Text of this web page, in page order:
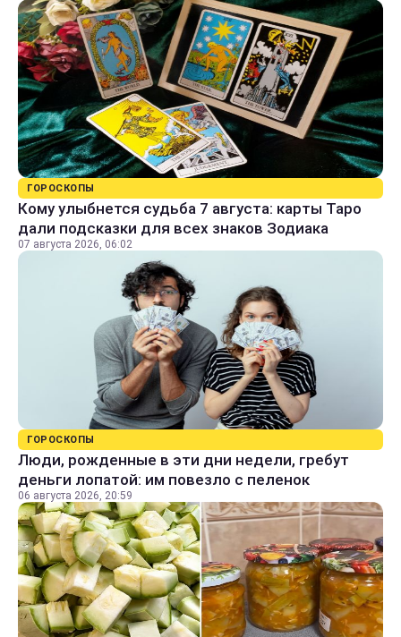
ГОРОСКОПЫ
Кому улыбнется судьба 7 августа: карты Таро
дали подсказки для всех знаков Зодиака
07 августа 2026, 06:02
ГОРОСКОПЫ
Люди, рожденные в эти дни недели, гребут
деньги лопатой: им повезло с пеленок
06 августа 2026, 20:59